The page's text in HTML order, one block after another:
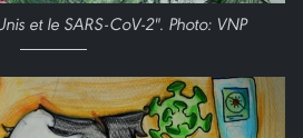
et le SARS-CoV-2". Photo: VNP